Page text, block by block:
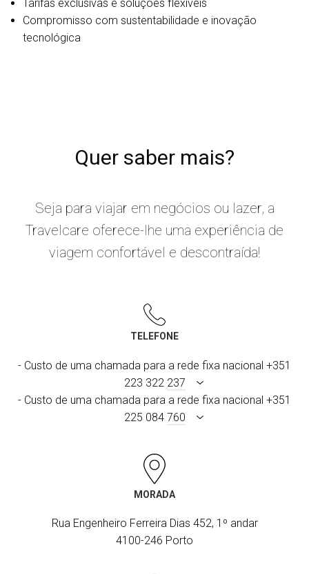
Tarifas exclusivas e soluções flexíveis
Compromisso com sustentabilidade e inovação
tecnológica
Quer saber mais?
Seja para viajar em negócios ou lazer, a
Travelcare oferece-lhe uma experiência de
viagem confortável e descontraída!
TELEFONE
- Custo de uma chamada para a rede fixa nacional +351
223 322 237
- Custo de uma chamada para a rede fixa nacional +351
225 084 760
MORADA
Rua Engenheiro Ferreira Dias 452, 1º andar
4100-246 Porto